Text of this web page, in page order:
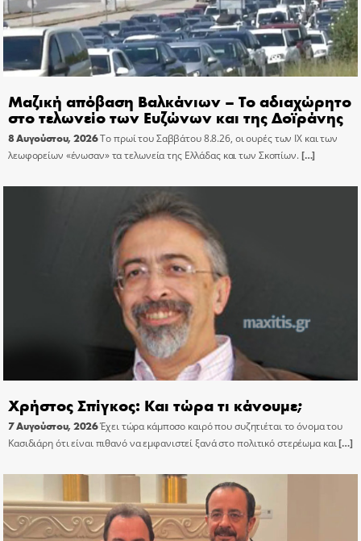
Μαζική απόβαση Βαλκάνιων – Το αδιαχώρητο
στο τελωνείο των Ευζώνων και της Δοϊράνης
8 Αυγούστου, 2026Το πρωί του Σαββάτου 8.8.26, οι ουρές των ΙΧ και των
λεωφορείων «ένωσαν» τα τελωνεία της Ελλάδας και των Σκοπίων.[…]
Χρήστος Σπίγκος: Και τώρα τι κάνουμε;
7 Αυγούστου, 2026Έχει τώρα κάμποσο καιρό που συζητιέται το όνομα του
Κασιδιάρη ότι είναι πιθανό να εμφανιστεί ξανά στο πολιτικό στερέωμα και[…]